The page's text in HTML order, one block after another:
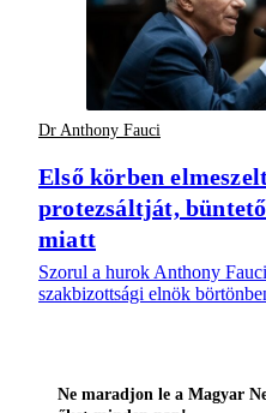
Dr Anthony Fauci
Első körben
protezsáltját,
miatt
Szorul a hurok Anthony
szakbizottsági elnök
Ne maradjon le a Magyar